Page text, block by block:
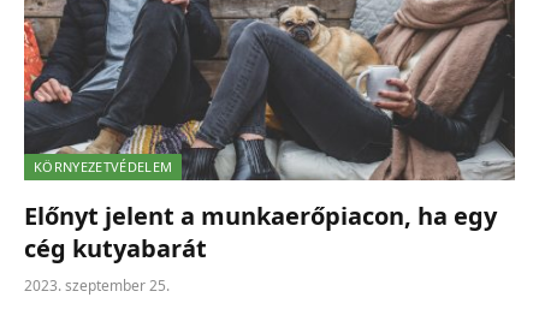
KÖRNYEZETVÉDELEM
Előnyt jelent a munkaerőpiacon, ha egy
cég kutyabarát
2023. szeptember 25.